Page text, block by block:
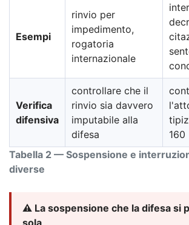
Tabella 2 — Sospensione e
diverse
Esempi
rinvio per
impedimento,
rogatoria
internazionale
Verifica
difensiva
controllare che il
rinvio sia davvero
imputabile alla
difesa
160
⚠️ La sospensione che la difesa si
sola